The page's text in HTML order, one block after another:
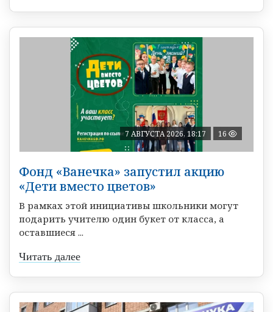
7 АВГУСТА 2026, 18:17 16
Фонд «Ванечка» запустил акцию
«Дети вместо цветов»
В рамках этой инициативы школьники могут
подарить учителю один букет от класса, а
оставшиеся ...
Читать далее